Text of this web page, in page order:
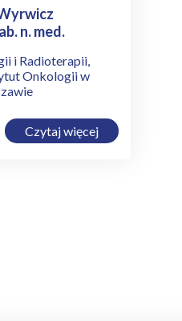
n. med.
i Radioterapii,
Onkologii w
Czytaj więcej